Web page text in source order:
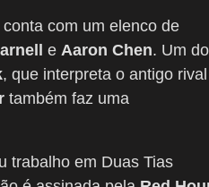
com um elenco de
e Aaron Chen. Um
, que interpreta o antigo rival
também faz uma
trabalho em Duas Tias